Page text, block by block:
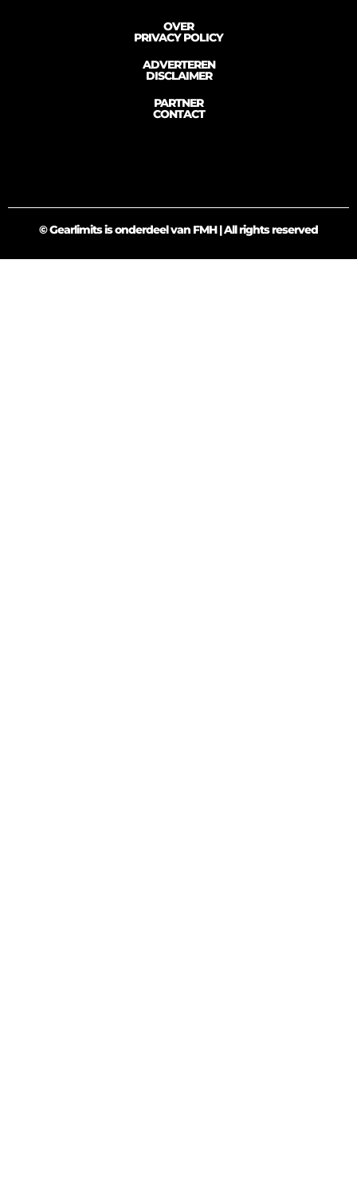
OVER
PRIVACY POLICY
ADVERTEREN
DISCLAIMER
PARTNER
CONTACT
© Gearlimits is onderdeel van FMH | All rights reserved